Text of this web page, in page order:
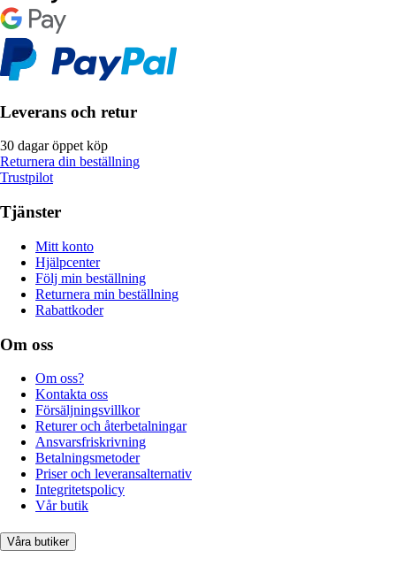
Leverans och retur
30 dagar öppet köp
Returnera din beställning
Trustpilot
Tjänster
Mitt konto
Hjälpcenter
Följ min beställning
Returnera min beställning
Rabattkoder
Om oss
Om oss?
Kontakta oss
Försäljningsvillkor
Returer och återbetalningar
Ansvarsfriskrivning
Betalningsmetoder
Priser och leveransalternativ
Integritetspolicy
Vår butik
Våra butiker